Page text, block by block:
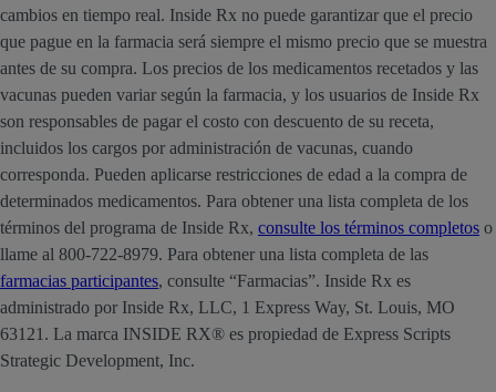
cambios en tiempo real. Inside Rx no puede garantizar que el precio
que pague en la farmacia será siempre el mismo precio que se muestra
antes de su compra. Los precios de los medicamentos recetados y las
vacunas pueden variar según la farmacia, y los usuarios de Inside Rx
son responsables de pagar el costo con descuento de su receta,
incluidos los cargos por administración de vacunas, cuando
corresponda. Pueden aplicarse restricciones de edad a la compra de
determinados medicamentos. Para obtener una lista completa de los
términos del programa de Inside Rx, consulte los términos completos o
llame al 800-722-8979. Para obtener una lista completa de las
farmacias participantes, consulte “Farmacias”. Inside Rx es
administrado por Inside Rx, LLC, 1 Express Way, St. Louis, MO
63121. La marca INSIDE RX® es propiedad de Express Scripts
Strategic Development, Inc.